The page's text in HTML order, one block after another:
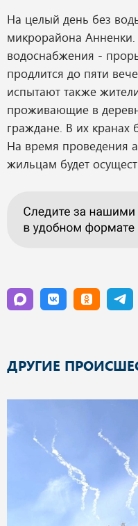
На целый день без
микрорайона
водоснабжения -
продлится до пяти
испытают также
проживающие в
граждане. В их кранах
На время проведения
жильцам будет
ДРУГИЕ